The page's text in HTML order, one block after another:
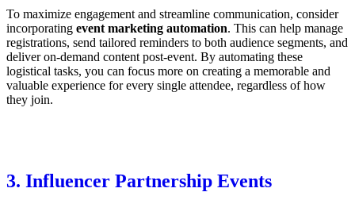
To maximize engagement and streamline communication, consider
incorporating event marketing automation. This can help manage
registrations, send tailored reminders to both audience segments, and
deliver on-demand content post-event. By automating these
logistical tasks, you can focus more on creating a memorable and
valuable experience for every single attendee, regardless of how
they join.
3. Influencer Partnership Events